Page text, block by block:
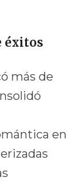
éxitos
más de
en